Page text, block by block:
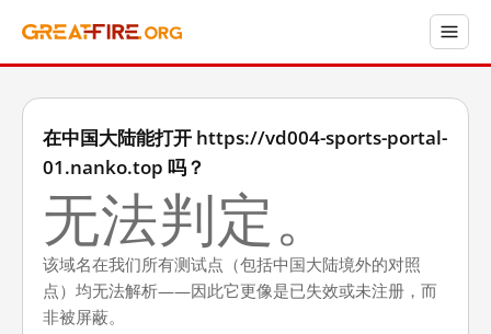
在中国大陆能打开 https://vd004-sports-portal-
01.nanko.top 吗？
无法判定。
该域名在我们所有测试点（包括中国大陆境外的对照
点）均无法解析——因此它更像是已失效或未注册，而
非被屏蔽。